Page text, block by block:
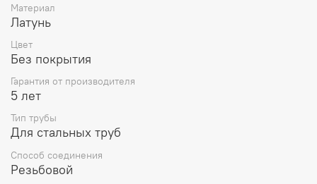
Материал
Латунь
Цвет
Без покрытия
Гарантия от производителя
5 лет
Тип трубы
Для стальных труб
Способ соединения
Резьбовой